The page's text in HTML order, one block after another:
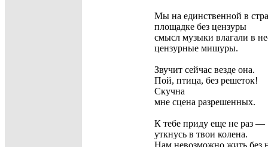
Мы на единственной в
площадке без цензуры
смысл музыки влагали в
цензурные мишуры.
Звучит сейчас везде она.
Пой, птица, без решеток!
Скучна
мне сцена разрешенных.
К тебе приду еще не раз —
уткнусь в твои колена.
Нам невозможно жить без